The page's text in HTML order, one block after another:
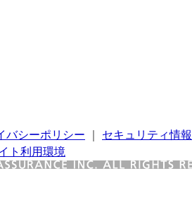
バシーポリシー
セキュリティ情報
ト利用環境